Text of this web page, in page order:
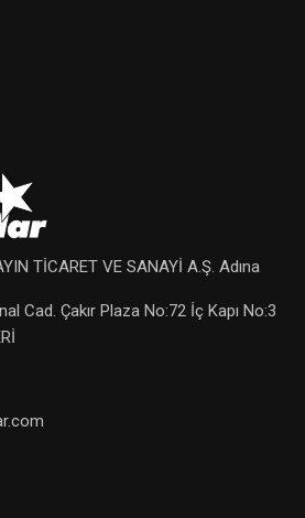
TİCARET VE SANAYİ A.Ş. Adına
Cad. Çakır Plaza No:72 İç Kapı No:3